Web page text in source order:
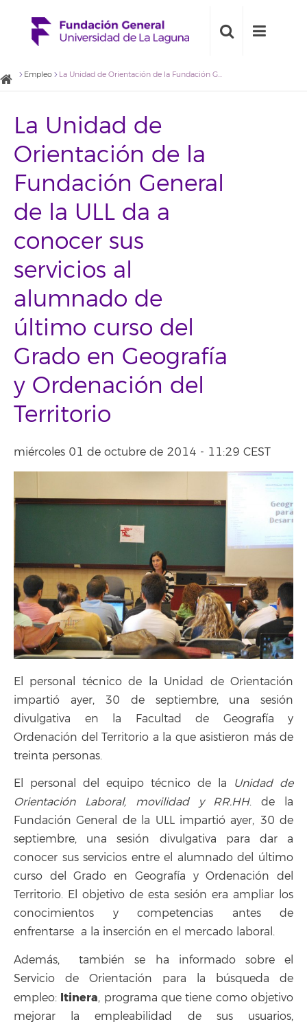
Empleo La Unidad de Orientación de la Fundación General de la ULL da a conocer sus servicios al alumnado de último curso del Grado en Geografía y Ordenación del Territorio
La Unidad de
Orientación de la
Fundación General
de la ULL da a
conocer sus
servicios al
alumnado de
último curso del
Grado en Geografía
y Ordenación del
Territorio
miércoles 01 de octubre de 2014 - 11:29 CEST
El personal técnico de la Unidad de Orientación
impartió ayer, 30 de septiembre, una sesión
divulgativa en la Facultad de Geografía y
Ordenación del Territorio a la que asistieron más de
treinta personas.
El personal del equipo técnico de la Unidad de
Orientación Laboral, movilidad y RR.HH. de la
Fundación General de la ULL impartió ayer, 30 de
septiembre, una sesión divulgativa para dar a
conocer sus servicios entre el alumnado del último
curso del Grado en Geografía y Ordenación del
Territorio. El objetivo de esta sesión era ampliar los
conocimientos y competencias antes de
enfrentarse a la inserción en el mercado laboral.
Además, también se ha informado sobre el
Servicio de Orientación para la búsqueda de
empleo: Itinera, programa que tiene como objetivo
mejorar la empleabilidad de sus usuarios,